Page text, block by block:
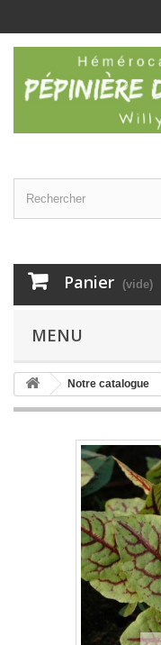
Panier (vide)
MENU
Notre catalogue